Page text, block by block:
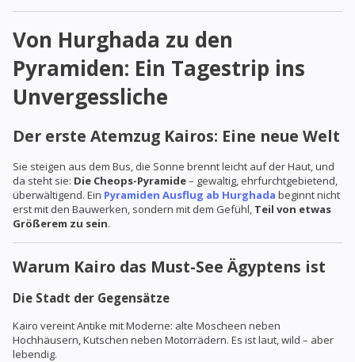
Von Hurghada zu den
Pyramiden: Ein Tagestrip ins
Unvergessliche
Der erste Atemzug Kairos: Eine neue Welt
Sie steigen aus dem Bus, die Sonne brennt leicht auf der Haut, und
da steht sie: Die Cheops-Pyramide– gewaltig, ehrfurchtgebietend,
überwältigend. Ein Pyramiden Ausflug ab Hurghada beginnt nicht
erst mit den Bauwerken, sondern mit dem Gefühl, Teil von etwas
Größerem zu sein.
Warum Kairo das Must-See Ägyptens ist
Die Stadt der Gegensätze
Kairo vereint Antike mit Moderne: alte Moscheen neben
Hochhäusern, Kutschen neben Motorrädern. Es ist laut, wild – aber
lebendig.